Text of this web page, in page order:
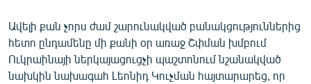
ՀԵՏԵՎԵՔ ՄԵԶ
Ավելի քան չորս ժամ շարունակված բանակցություններից
հետո ընդամենը մի քանի օր առաջ Շփման խմբում
Ուկրաինայի ներկայացուցչի պաշտոնում նշանակված
նախկին նախագահ Լեոնիդ Կուչման հայտարարեց, որ